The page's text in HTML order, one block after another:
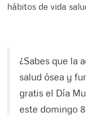
hábitos de vida
¿Sabes que la
salud ósea y
gratis el Día
este domingo